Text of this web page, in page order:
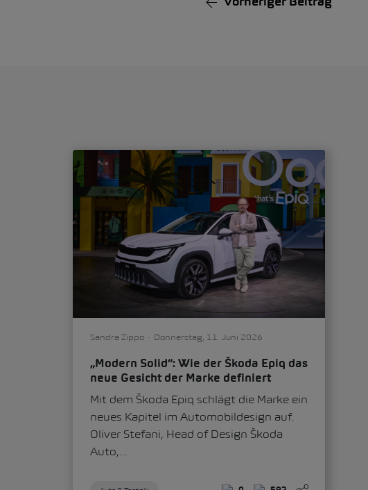
Vorheriger Beitrag
Sandra Zippo Donnerstag, 11. Juni 2026
„Modern Solid“: Wie der Škoda Epiq das
neue Gesicht der Marke definiert
Mit dem Škoda Epiq schlägt die Marke ein
neues Kapitel im Automobildesign auf.
Oliver Stefani, Head of Design Škoda
Auto,...